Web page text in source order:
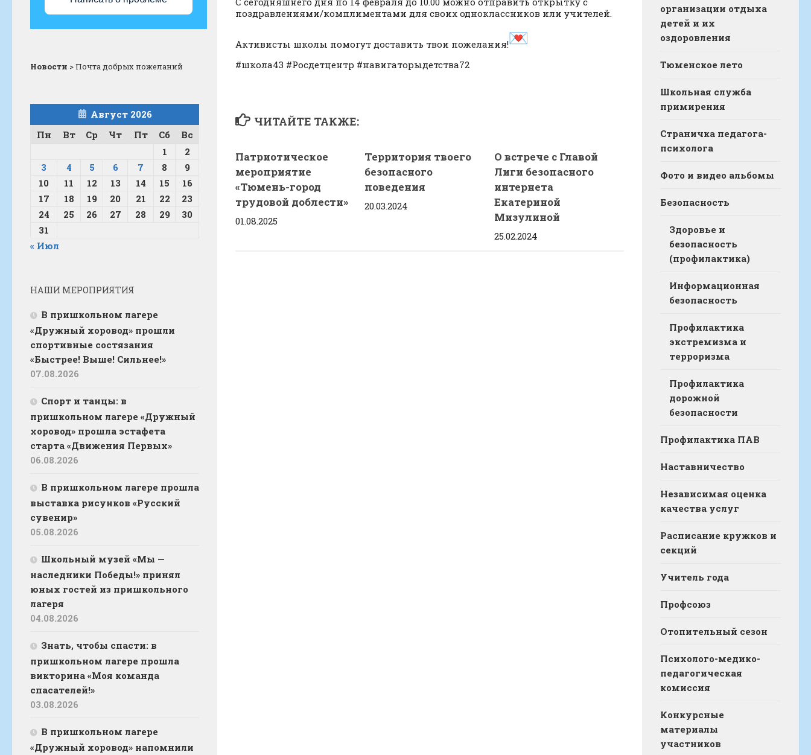
поздравлениями/комплиментами для своих одноклассников или учителей.
Активисты школы помогут доставить твои пожелания!
#школа43 #Росдетцентр #навигаторыдетства72
ЧИТАЙТЕ ТАКЖЕ:
Патриотическое
мероприятие
«Тюмень-город
трудовой доблести»
01.08.2025
Территория твоего
безопасного
поведения
20.03.2024
О встрече с Главой
Лиги безопасного
интернета
Екатериной
Мизулиной
25.02.2024
Новости >Почта добрых пожеланий
Август 2026
Пн
Вт Ср Чт Пт Сб
Вс
1
2
3
4 5 6 7 8
9
10
11 12 13 14 15
16
17
18 19 20 21 22
23
24
25 26 27 28 29
30
31
« Июл
НАШИ МЕРОПРИЯТИЯ
В пришкольном лагере
«Дружный хоровод» прошли
спортивные состязания
«Быстрее! Выше! Сильнее!»
07.08.2026
Спорт и танцы: в
пришкольном лагере «Дружный
хоровод» прошла эстафета
старта «Движения Первых»
06.08.2026
В пришкольном лагере прошла
выставка рисунков «Русский
сувенир»
05.08.2026
Школьный музей «Мы —
наследники Победы!» принял
юных гостей из пришкольного
лагеря
04.08.2026
Знать, чтобы спасти: в
пришкольном лагере прошла
викторина «Моя команда
спасателей!»
03.08.2026
В пришкольном лагере
«Дружный хоровод» напомнили
организации отдыха
детей и их
оздоровления
Тюменское лето
Школьная служба
примирения
Страничка педагога-
психолога
Фото и видео альбомы
Безопасность
Здоровье и
безопасность
(профилактика)
Информационная
безопасность
Профилактика
экстремизма и
терроризма
Профилактика
дорожной
безопасности
Профилактика ПАВ
Наставничество
Независимая оценка
качества услуг
Расписание кружков и
секций
Учитель года
Профсоюз
Отопительный сезон
Психолого-медико-
педагогическая
комиссия
Конкурсные
материалы
участников